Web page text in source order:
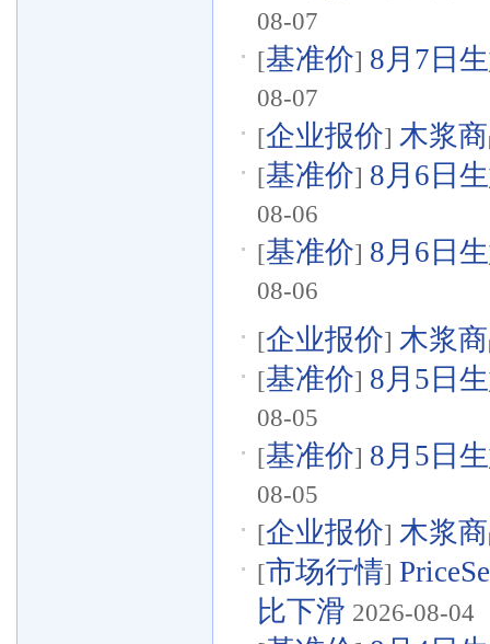
08-07
[基准价] 8月7日
08-07
[企业报价] 木浆
[基准价] 8月6日
08-06
[基准价] 8月6日
08-06
[企业报价] 木浆
[基准价] 8月5日
08-05
[基准价] 8月5日
08-05
[企业报价] 木浆
[市场行情]
比下滑 2026-08-04